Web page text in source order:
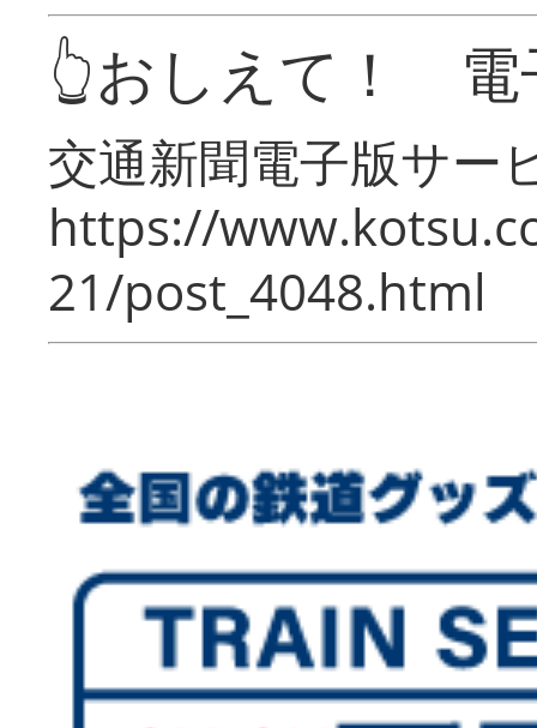
👆おしえて！ 電
交通新聞電子版サー
https://
21/post_4048.html